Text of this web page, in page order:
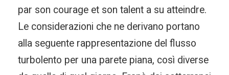
par son courage et son talent a su atteindre.
Le considerazioni che ne derivano portano
alla seguente rappresentazione del flusso
turbolento per una parete piana, così diverse